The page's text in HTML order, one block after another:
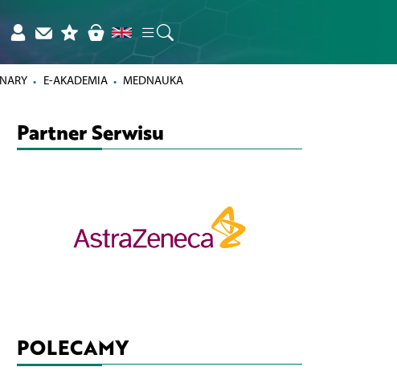
E-AKADEMIA MEDNAUKA
Partner Serwisu
POLECAMY